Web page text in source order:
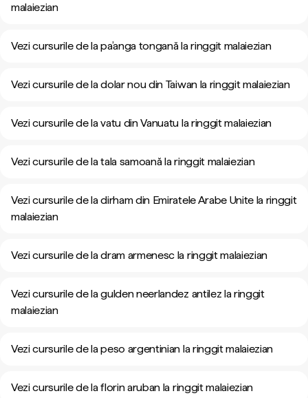
malaiezian
Vezi cursurile de la pa’anga tongană la ringgit malaiezian
Vezi cursurile de la dolar nou din Taiwan la ringgit malaiezian
Vezi cursurile de la vatu din Vanuatu la ringgit malaiezian
Vezi cursurile de la tala samoană la ringgit malaiezian
Vezi cursurile de la dirham din Emiratele Arabe Unite la ringgit
malaiezian
Vezi cursurile de la dram armenesc la ringgit malaiezian
Vezi cursurile de la gulden neerlandez antilez la ringgit
malaiezian
Vezi cursurile de la peso argentinian la ringgit malaiezian
Vezi cursurile de la florin aruban la ringgit malaiezian